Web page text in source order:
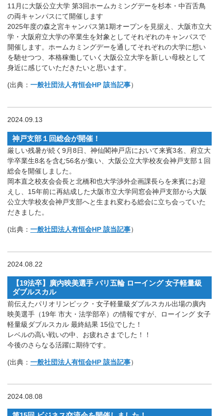
11月に大阪公立大学 第3回ホームカミングデーを杉本・中百舌鳥
の両キャンパスにて開催します
2025年度の森之宮キャンパス第1期オープンを見据え、大阪市立大
学・大阪府立大学の卒業生を対象としてそれぞれのキャンパスで
開催します。ホームカミングデーを通してそれぞれの大学に想い
を馳せつつ、本格稼働していく大阪公立大学を新しい母校として
身近に感じていただきたいと思います。
(出典： 一般社団法人有恒会HP 該当記事）
2024.09.13
神戸支部１回総会が開催！
厳しい残暑が続く9月8日、神仙閣神戸店において来賓3名、府立大
学卒業生8名を含む56名が集い、大阪公立大学校友会神戸支部１回
総会を開催しました。
岡本直之校友会会長と北橋和也大学渉外企画課長らを来賓にお迎
えし、15年前に再結成した大阪市立大学同窓会神戸支部から大阪
公立大学校友会神戸支部へと生まれ変わる総会に立ち会っていた
だきました。
(出典： 一般社団法人有恒会HP 該当記事）
2024.08.22
【19法卒】廣内映美選手 パリ五輪 ローイング 女子軽量級
ダブルスカル
前伝えたパリオリンピック・女子軽量級ダブルスカル出場の廣内
映美選手（19年 市大・法学部卒）の情報ですが、ローイング 女子
軽量級ダブルスカル 最終結果 15位でした！
レベルの高い戦いの中、お疲れさまでした！！
今後のさらなる活躍に期待です。
(出典： 一般社団法人有恒会HP 該当記事）
2024.08.08